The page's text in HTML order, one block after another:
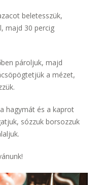
beletesszük,
majd 30 percig
pároljuk, majd
a mézet,
hagymát és a kaprot
sózzuk borsozzuk